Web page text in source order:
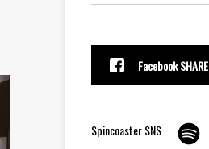
Facebook SHARE
Spincoaster SNS